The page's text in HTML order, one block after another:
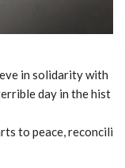
in solidarity with
day in the hist
to peace, reconcili